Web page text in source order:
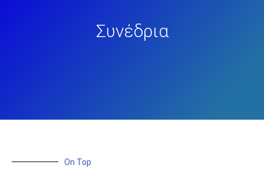
Συνέδρια
On Top